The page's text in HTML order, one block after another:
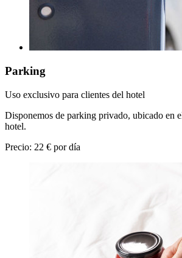
Parking
Uso exclusivo para clientes del hotel
Disponemos de parking privado, ubicado en
hotel.
Precio: 22 € por día